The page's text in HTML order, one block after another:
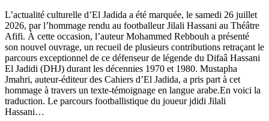
L’actualité culturelle d’El Jadida a été marquée, le samedi 26 juillet
2026, par l’hommage rendu au footballeur Jilali Hassani au Théâtre
Afifi. À cette occasion, l’auteur Mohammed Rebbouh a présenté
son nouvel ouvrage, un recueil de plusieurs contributions retraçant le
parcours exceptionnel de ce défenseur de légende du Difaâ Hassani
El Jadidi (DHJ) durant les décennies 1970 et 1980. Mustapha
Jmahri, auteur-éditeur des Cahiers d’El Jadida, a pris part à cet
hommage à travers un texte-témoignage en langue arabe.En voici la
traduction. Le parcours footballistique du joueur jdidi Jilali
Hassani…